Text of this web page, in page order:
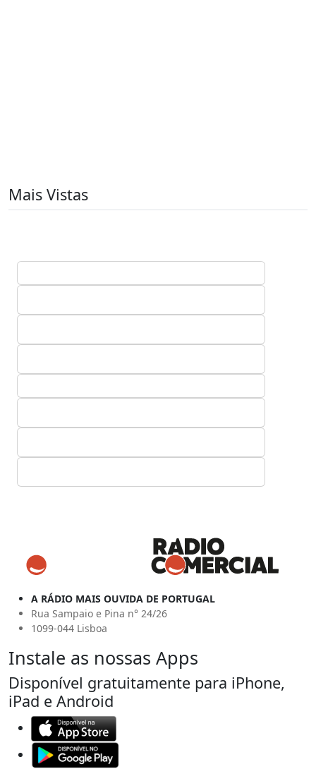
Mais Vistas
A RÁDIO MAIS OUVIDA DE PORTUGAL
Rua Sampaio e Pina n° 24/26
1099-044 Lisboa
Instale as nossas Apps
Disponível gratuitamente para iPhone,
iPad e Android